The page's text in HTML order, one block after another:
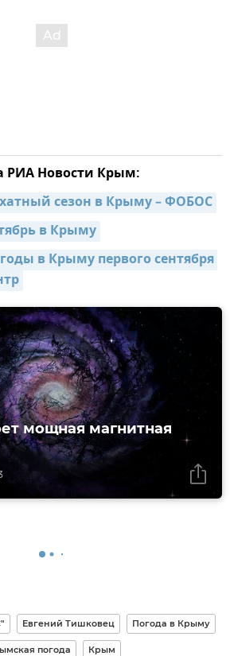
РИА Новости Крым:
сезон в Крыму – ФОБОС
в Крыму
в Крыму первого сентября
мощная магнитная
Евгений Тишковец Погода в Крыму
погода Крым